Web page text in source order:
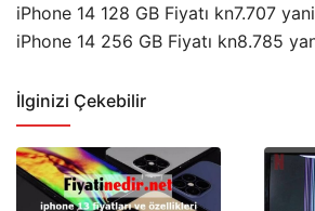
iPhone 14 128 GB Fiyatı kn7.707
iPhone 14 256 GB Fiyatı kn8.785
İlginizi Çekebilir